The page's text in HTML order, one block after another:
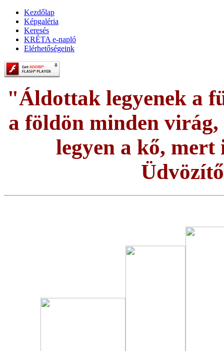
Kezdőlap
Képgaléria
Keresés
KRÉTA e-napló
Elérhetőségeink
"Áldottak legyenek a
a földön minden
legyen a kő,